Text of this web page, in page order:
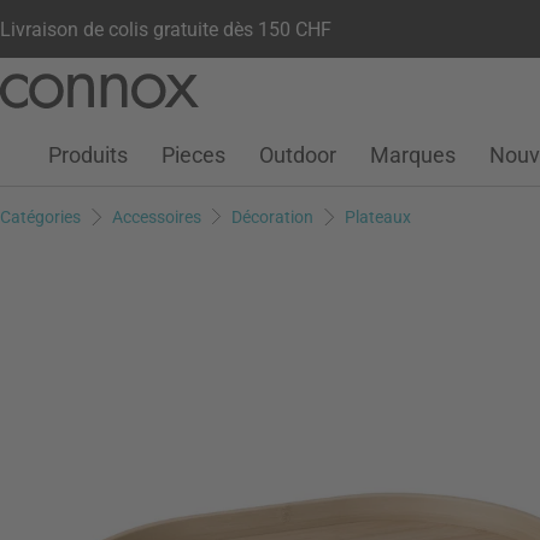
Livraison de colis gratuite dès 150 CHF
contenu
Votre compteListe de souhaits
Warenkorb
Produits Pieces Outdoor Marques
Catégories Accessoires Décoration Plateaux